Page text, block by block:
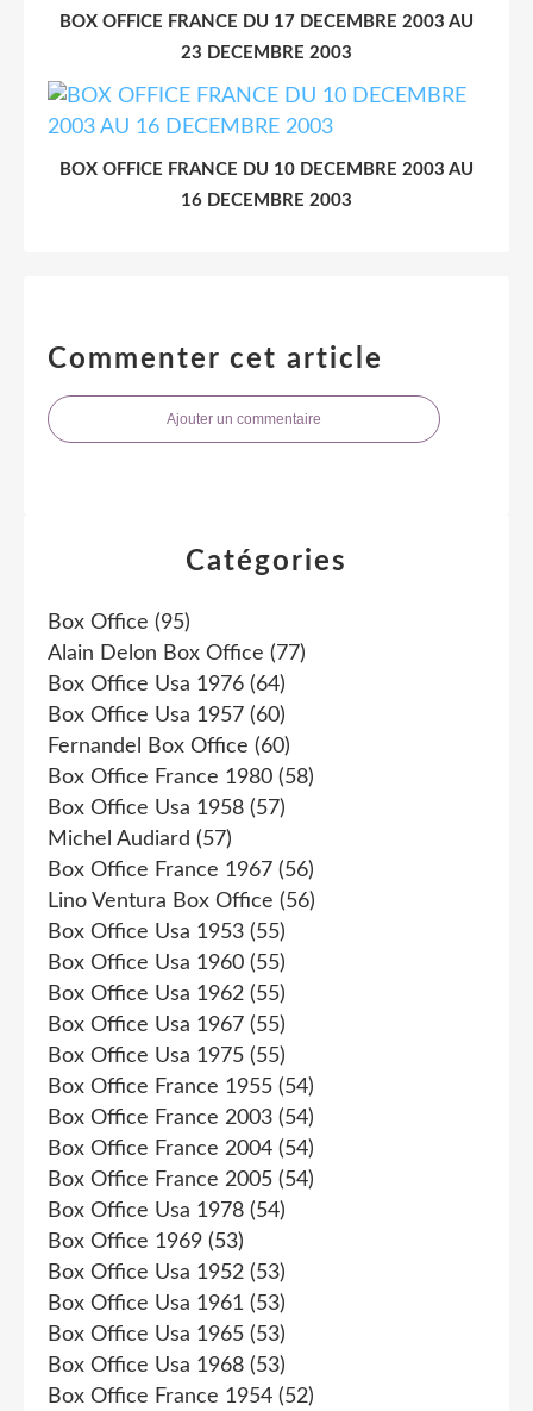
BOX OFFICE FRANCE DU 17 DECEMBRE 2003 AU
23 DECEMBRE 2003
BOX OFFICE FRANCE DU 10 DECEMBRE 2003 AU
16 DECEMBRE 2003
Commenter cet article
Ajouter un commentaire
Catégories
Box Office (95)
Alain Delon Box Office (77)
Box Office Usa 1976 (64)
Box Office Usa 1957 (60)
Fernandel Box Office (60)
Box Office France 1980 (58)
Box Office Usa 1958 (57)
Michel Audiard (57)
Box Office France 1967 (56)
Lino Ventura Box Office (56)
Box Office Usa 1953 (55)
Box Office Usa 1960 (55)
Box Office Usa 1962 (55)
Box Office Usa 1967 (55)
Box Office Usa 1975 (55)
Box Office France 1955 (54)
Box Office France 2003 (54)
Box Office France 2004 (54)
Box Office France 2005 (54)
Box Office Usa 1978 (54)
Box Office 1969 (53)
Box Office Usa 1952 (53)
Box Office Usa 1961 (53)
Box Office Usa 1965 (53)
Box Office Usa 1968 (53)
Box Office France 1954 (52)